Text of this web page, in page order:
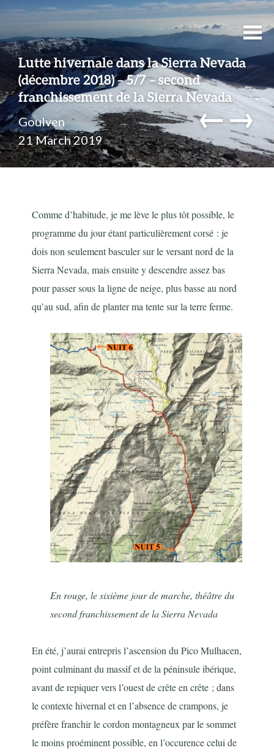
Lutte hivernale dans la Sierra Nevada
(décembre 2018) – 5/7 – second
franchissement de la Sierra Nevada
Goulven
21 March 2019
←→
Comme d’habitude, je me lève le plus tôt possible, le
programme du jour étant particulièrement corsé : je
dois non seulement basculer sur le versant nord de la
Sierra Nevada, mais ensuite y descendre assez bas
pour passer sous la ligne de neige, plus basse au nord
qu’au sud, afin de planter ma tente sur la terre ferme.
En rouge, le sixième jour de marche, théâtre du
second franchissement de la Sierra Nevada
En été, j’aurai entrepris l’ascension du Pico Mulhacen,
point culminant du massif et de la péninsule ibérique,
avant de repiquer vers l’ouest de crête en crête ; dans
le contexte hivernal et en l’absence de crampons, je
préfère franchir le cordon montagneux par le sommet
le moins proéminent possible, en l’occurence celui de